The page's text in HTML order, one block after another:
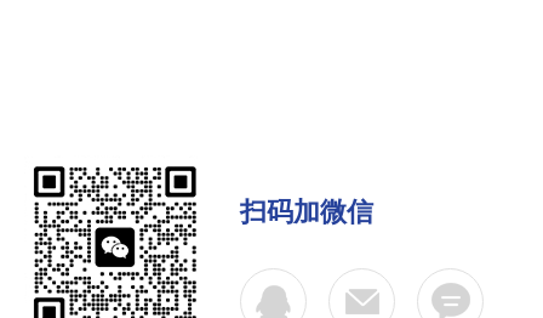
扫码加微信